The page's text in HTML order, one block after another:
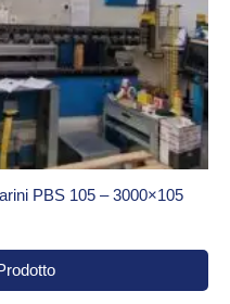
PBS 105 – 3000×105